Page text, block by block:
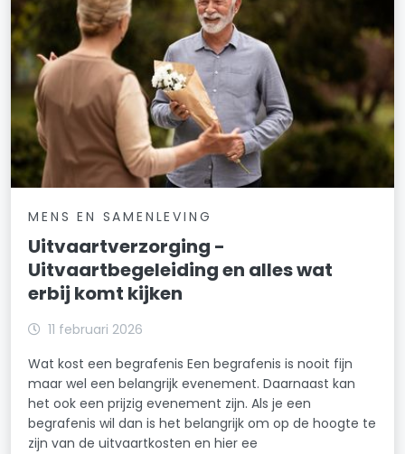
MENS EN SAMENLEVING
Uitvaartverzorging -
Uitvaartbegeleiding en alles wat
erbij komt kijken
11 februari 2026
Wat kost een begrafenis Een begrafenis is nooit fijn
maar wel een belangrijk evenement. Daarnaast kan
het ook een prijzig evenement zijn. Als je een
begrafenis wil dan is het belangrijk om op de hoogte te
zijn van de uitvaartkosten en hier ee